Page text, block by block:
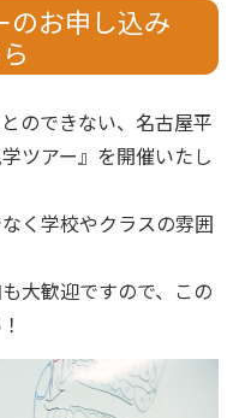
のお申し込み
のできない、名古屋平
ツアー』を開催いたし
く学校やクラスの雰囲
大歓迎ですので、この